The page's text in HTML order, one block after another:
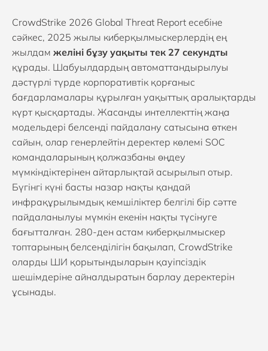
CrowdStrike 2026 Global Threat Report есебіне
сәйкес, 2025 жылы киберқылмыскерлердің ең
жылдам желіні бұзу уақыты тек 27 секундты
құрады. Шабуылдардың автоматтандырылуы
дәстүрлі түрде корпоративтік қорғаныс
бағдарламалары құрылған уақыттық аралықтарды
күрт қысқартады. Жасанды интеллекттің жаңа
модельдері белсенді пайдалану сатысына өткен
сайын, олар генерлейтін деректер көлемі SOC
командаларының қолжазбаны өңдеу
мүмкіндіктерінен айтарлықтай асырылып отыр.
Бүгінгі күні басты назар нақты қандай
инфрақұрылымдық кемшіліктер белгілі бір сәтте
пайдаланылуы мүмкін екенін нақты түсінуге
бағытталған. 280-ден астам киберқылмыскер
топтарының белсенділігін бақылап, CrowdStrike
оларды ШИ қорытындыларын қауіпсіздік
шешімдеріне айналдыратын барлау деректерін
ұсынады.